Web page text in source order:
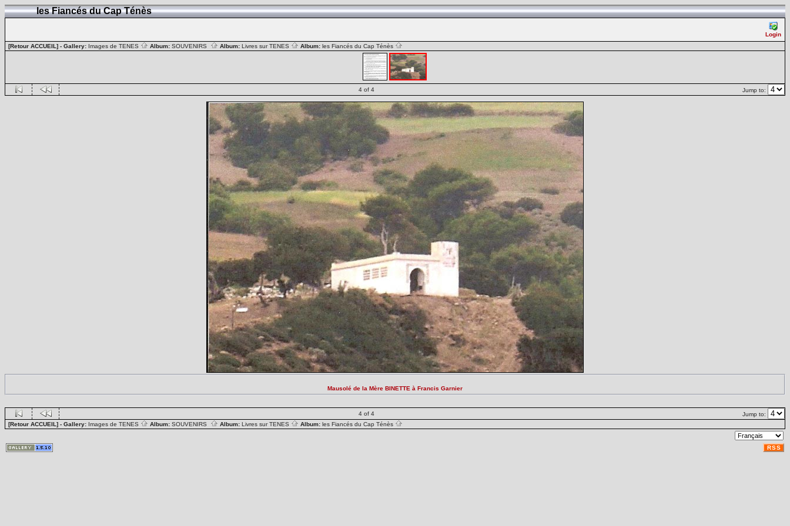
les Fiancés du Cap Ténès
Login
[Retour ACCUEIL] - Gallery: Images de TENES Album: SOUVENIRS Album: Livres sur TENES Album: les Fiancés du Cap Ténès
4 of 4 Jump to:
Mausolé de la Mère BINETTE à Francis Garnier
4 of 4
Jump to:
[Retour ACCUEIL] - Gallery: Images de TENES Album: SOUVENIRS Album: Livres sur TENES Album: les Fiancés du Cap Ténès
RSS